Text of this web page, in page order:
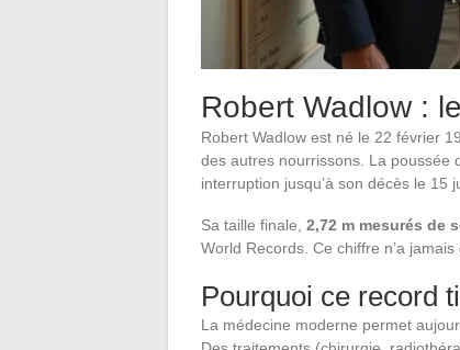
Robert Wadlow :
Robert Wadlow est né le 22 février
des autres nourrissons. La poussée
interruption jusqu’à son décès le 15
Sa taille finale, 2,72 m mesurés de
World Records. Ce chiffre n’a
Pourquoi ce record
La médecine moderne permet